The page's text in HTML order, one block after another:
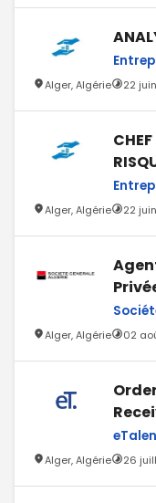
Alger, Algérie 22 juin
Alger, Algérie 22 juin
Alger, Algérie 02
Alger, Algérie 26